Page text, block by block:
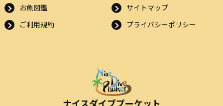
お魚図鑑
サイトマップ
ご利用規約
プライバシーポリシー
ナイスダイブプーケット